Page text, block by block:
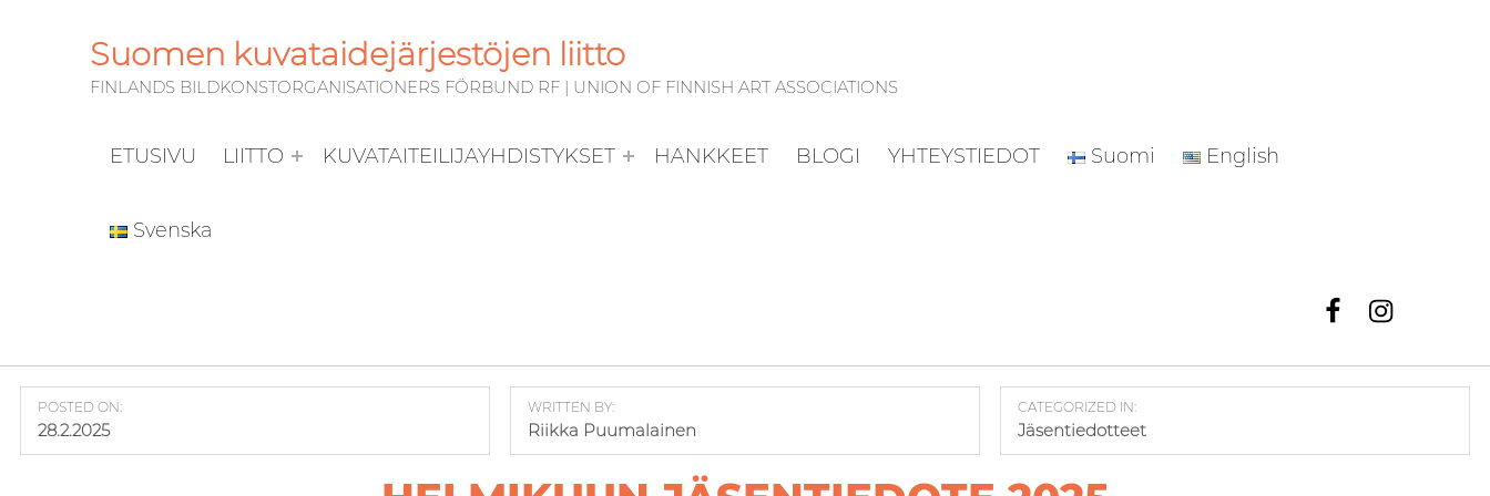
Suomen kuvataidejärjestöjen liitto
FINLANDS BILDKONSTORGANISATIONERS FÖRBUND RF | UNION OF FINNISH ART ASSOCIATIONS
ETUSIVU LIITTO KUVATAITEILIJAYHDISTYKSET HANKKEET BLOGI YHTEYSTIEDOT Suomi English
Svenska
POSTED ON:
28.2.2025
WRITTEN BY:
Riikka Puumalainen
CATEGORIZED IN:
Jäsentiedotteet